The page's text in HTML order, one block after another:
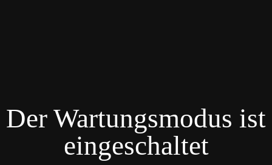
Der Wartungsmodus ist
eingeschaltet